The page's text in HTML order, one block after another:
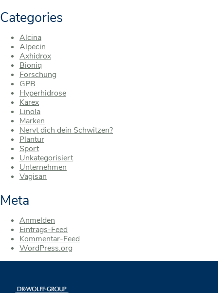
Categories
Alcina
Alpecin
Axhidrox
Bioniq
Forschung
GPB
Hyperhidrose
Karex
Linola
Marken
Nervt dich dein Schwitzen?
Plantur
Sport
Unkategorisiert
Unternehmen
Vagisan
Meta
Anmelden
Eintrags-Feed
Kommentar-Feed
WordPress.org